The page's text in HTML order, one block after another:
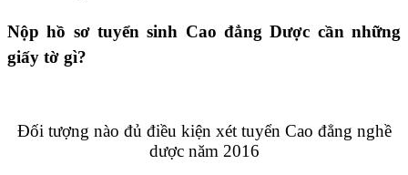
Nộp hồ sơ tuyển sinh Cao đẳng Dược cần những
giấy tờ gì?
Đối tượng nào đủ điều kiện xét tuyển Cao đẳng nghề
dược năm 2016